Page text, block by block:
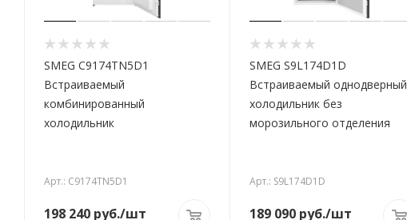
SMEG C9174TN5D1
Встраиваемый
комбинированный
холодильник
Арт.: C9174TN5D1
198 240 руб./шт
SMEG S9L174D1D
Встраиваемый однодверный
холодильник без
морозильного отделения
Арт.: S9L174D1D
189 090руб./шт